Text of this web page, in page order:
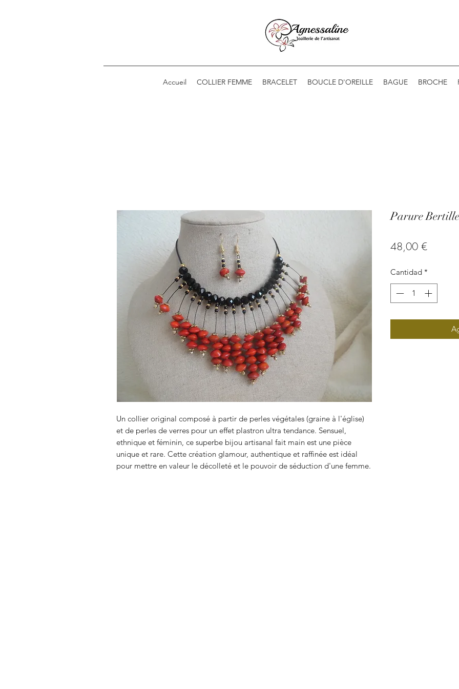
Accueil COLLIER FEMME BRACELET BOUCLE D'OREILLE BAGUE BROCHE
Un collier original composé à partir de perles végétales (graine à l'église)
et de perles de verres pour un effet plastron ultra tendance. Sensuel,
ethnique et féminin, ce superbe bijou artisanal fait main est une pièce
unique et rare. Cette création glamour, authentique et raffinée est idéal
pour mettre en valeur le décolleté et le pouvoir de séduction d'une femme.
Parure
48,00 €Precio
Cantidad *